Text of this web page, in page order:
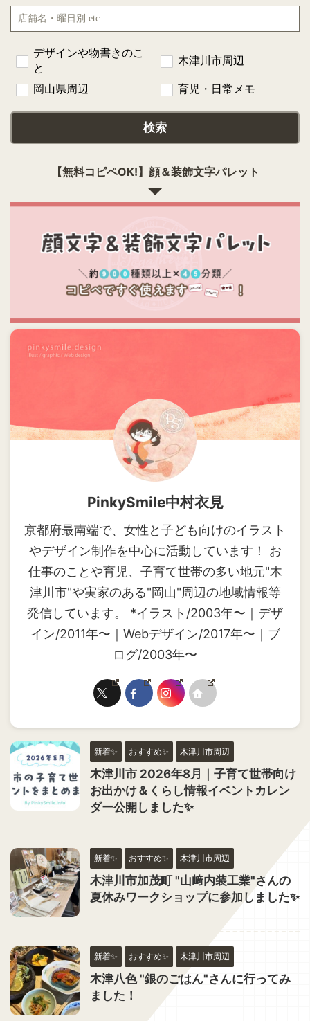
デザインや物書きのこ
と
木津川市周辺
岡山県周辺 育児・日常メモ
検索
【無料コピペOK!】顔＆装飾文字パレット
PinkySmile中村衣見
京都府最南端で、女性と子ども向けのイラスト
やデザイン制作を中心に活動しています！ お
仕事のことや育児、子育て世帯の多い地元"木
津川市"や実家のある"岡山"周辺の地域情報等
発信しています。 *イラスト/2003年〜｜デザ
イン/2011年〜｜Webデザイン/2017年〜｜ブ
ログ/2003年〜
新着✨ おすすめ✨ 木津川市周辺
木津川市 2026年8月｜子育て世帯向け
お出かけ＆くらし情報イベントカレン
ダー公開しました✨
新着✨ おすすめ✨ 木津川市周辺
木津川市加茂町 "山﨑内装工業"さんの
夏休みワークショップに参加しました✨
新着✨ おすすめ✨ 木津川市周辺
木津八色 "銀のごはん"さんに行ってみ
ました！